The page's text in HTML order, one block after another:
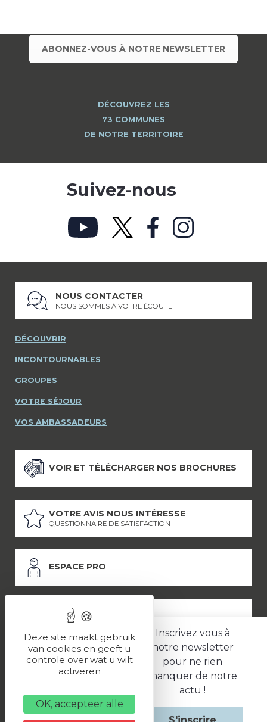
Inscrivez vous à
notre newsletter
pour ne rien
manquer de notre
actu !
ABONNEZ-VOUS À NOTRE NEWSLETTER
DÉCOUVREZ LES
73 COMMUNES
DE NOTRE TERRITOIRE
Suivez-nous
NOUS CONTACTER
NOUS SOMMES À VOTRE ÉCOUTE
DÉCOUVRIR
INCONTOURNABLES
GROUPES
VOTRE SÉJOUR
VOS AMBASSADEURS
VOIR ET TÉLÉCHARGER NOS BROCHURES
VOTRE AVIS NOUS INTÉRESSE
QUESTIONNAIRE DE SATISFACTION
ESPACE PRO
ESPACE PRESSE
LES PARTENAIRES
Politique de confidentialité
Deze site maakt gebruik
van cookies en geeft u
controle over wat u wilt
activeren
OK, accepteer alle